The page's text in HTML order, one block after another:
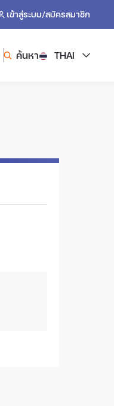
เข้าสู่ระบบ/สมัครสมาชิก
ค้นหา THAI